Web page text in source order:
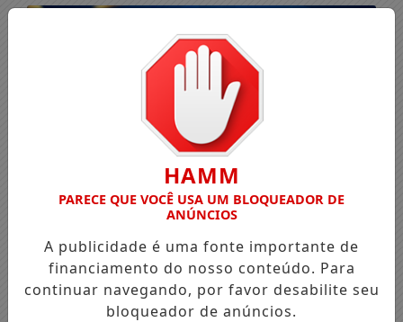
HAMM
PARECE QUE VOCÊ USA UM BLOQUEADOR DE
ANÚNCIOS
A publicidade é uma fonte importante de
financiamento do nosso conteúdo. Para
continuar navegando, por favor desabilite seu
bloqueador de anúncios.